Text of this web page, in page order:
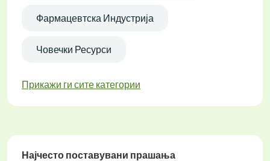
Фармацевтска Индустрија
Човечки Ресурси
Прикажи ги сите категории
Најчесто поставувани прашања